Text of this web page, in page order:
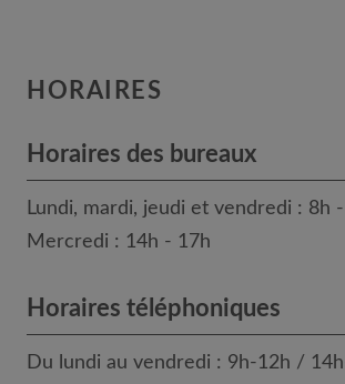
HORAIRES
Horaires des bureaux
Lundi, mardi, jeudi et vendredi : 8h
Mercredi : 14h - 17h
Horaires téléphoniques
Du lundi au vendredi : 9h-12h /